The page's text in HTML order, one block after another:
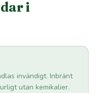
i
invändigt. Inbränt
utan kemikalier.